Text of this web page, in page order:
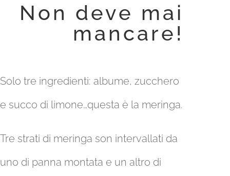
Non deve mai
mancare!
Solo tre ingredienti: albume, zucchero
e succo di limone…questa è la meringa.
Tre strati di meringa son intervallati da
uno di panna montata e un altro di